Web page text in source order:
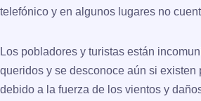
telefónico y en algunos lugares no
Los pobladores y turistas están
queridos y se desconoce aún si existen
debido a la fuerza de los vientos y